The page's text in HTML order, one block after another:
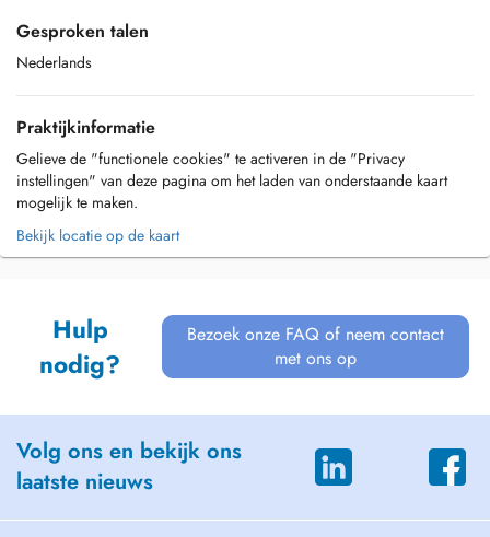
Gesproken talen
Nederlands
Praktijkinformatie
Gelieve de "functionele cookies" te activeren in de "Privacy
instellingen" van deze pagina om het laden van onderstaande kaart
mogelijk te maken.
Bekijk locatie op de kaart
Hulp
nodig?
Bezoek onze FAQ of neem contact
met ons op
Volg ons en bekijk ons
laatste nieuws